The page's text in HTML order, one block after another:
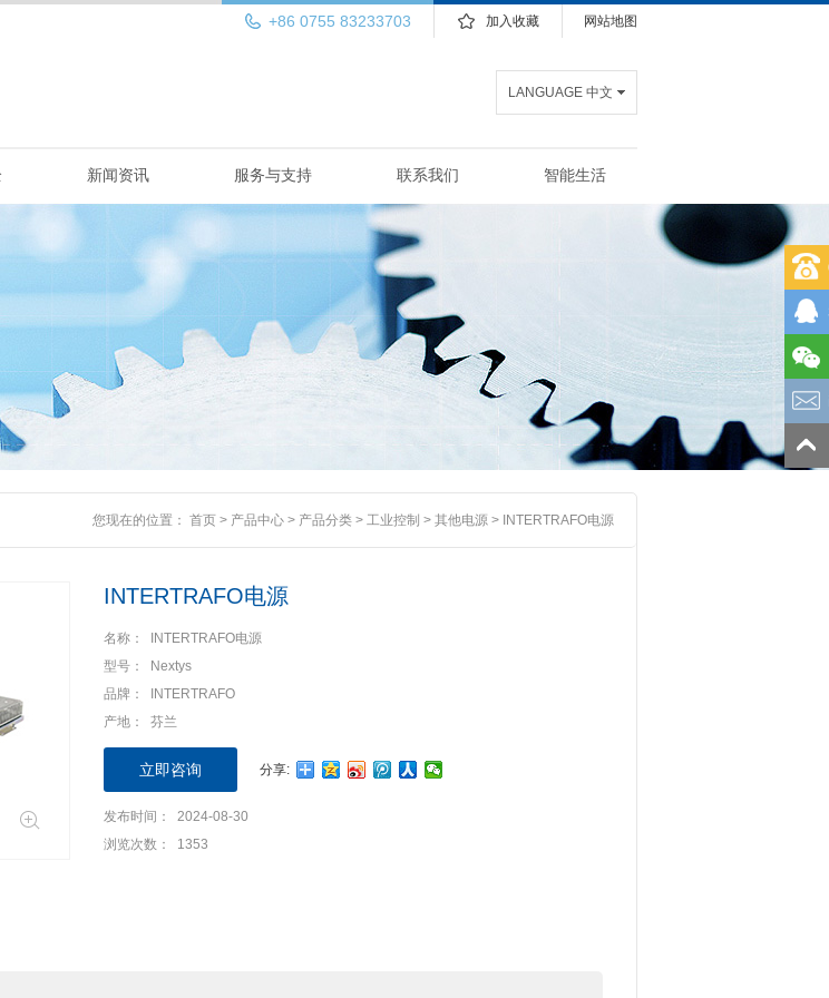
网站地图
加入收藏
+86 0755 83233703
LANGUAGE 中文
新闻资讯 服务与支持 联系我们 智能生活
您现在的位置： 首页 > 产品中心 > 产品分类 > 工业控制 > 其他电源 > INTERTRAFO电源
INTERTRAFO电源
名称： INTERTRAFO电源
型号： Nextys
品牌： INTERTRAFO
产地： 芬兰
立即咨询 分享:
发布时间： 2024-08-30
浏览次数： 1353